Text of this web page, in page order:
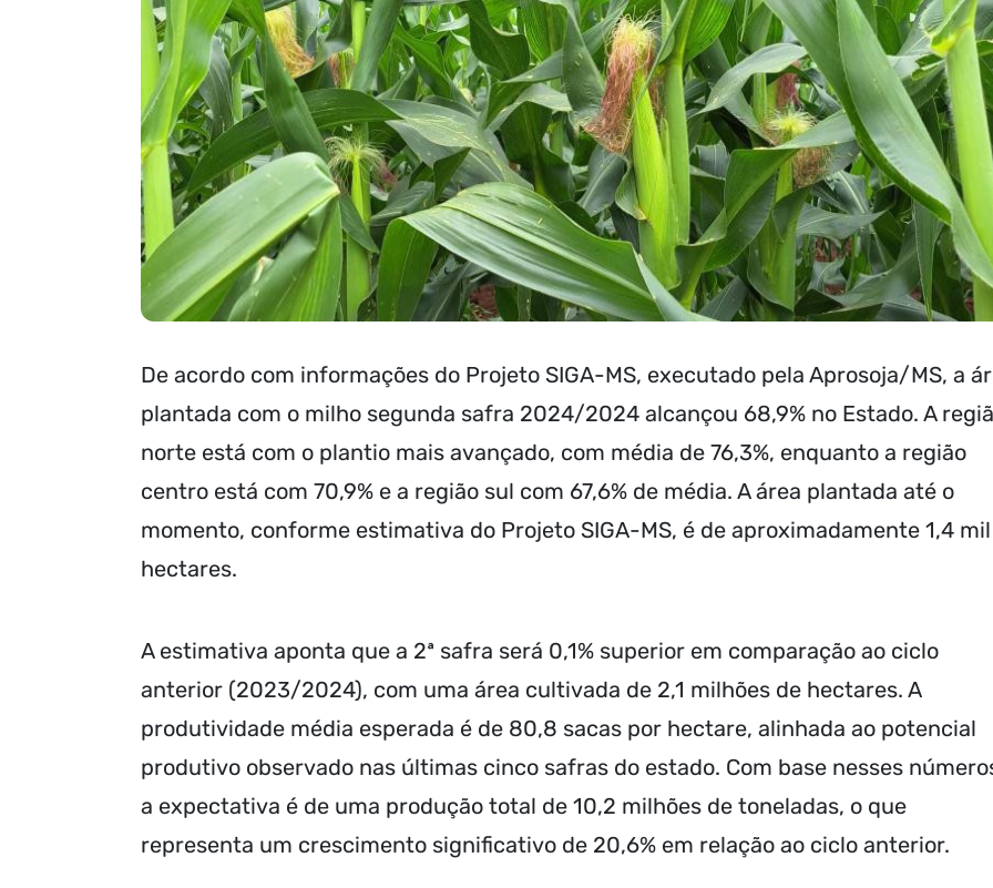
De acordo com informações do Projeto SIGA-MS, executado pela Aprosoja/MS, a
plantada com o milho segunda safra 2024/2024 alcançou 68,9% no Estado. A
norte está com o plantio mais avançado, com média de 76,3%, enquanto a região
centro está com 70,9% e a região sul com 67,6% de média. A área plantada até o
momento, conforme estimativa do Projeto SIGA-MS, é de aproximadamente 1,4 mil
hectares.
A estimativa aponta que a 2ª safra será 0,1% superior em comparação ao ciclo
anterior (2023/2024), com uma área cultivada de 2,1 milhões de hectares. A
produtividade média esperada é de 80,8 sacas por hectare, alinhada ao potencial
produtivo observado nas últimas cinco safras do estado. Com base nesses
a expectativa é de uma produção total de 10,2 milhões de toneladas, o que
representa um crescimento significativo de 20,6% em relação ao ciclo anterior.